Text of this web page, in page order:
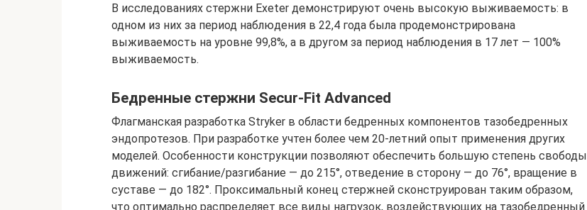
В исследованиях стержни Exeter демонстрируют очень высокую выживаемость: в
одном из них за период наблюдения в 22,4 года была продемонстрирована
выживаемость на уровне 99,8%, а в другом за период наблюдения в 17 лет — 100%
выживаемость.
Бедренные стержни Secur-Fit Advanced
Флагманская разработка Stryker в области бедренных компонентов тазобедренных
эндопротезов. При разработке учтен более чем 20-летний опыт применения других
моделей. Особенности конструкции позволяют обеспечить большую степень свободы
движений: сгибание/разгибание — до 215°, отведение в сторону — до 76°, вращение в
суставе — до 182°. Проксимальный конец стержней сконструирован таким образом,
что оптимально распределяет все виды нагрузок, воздействующих на тазобедренный